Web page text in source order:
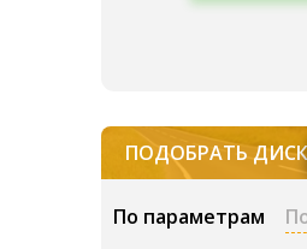
ПОДОБРАТЬ
По параметрам